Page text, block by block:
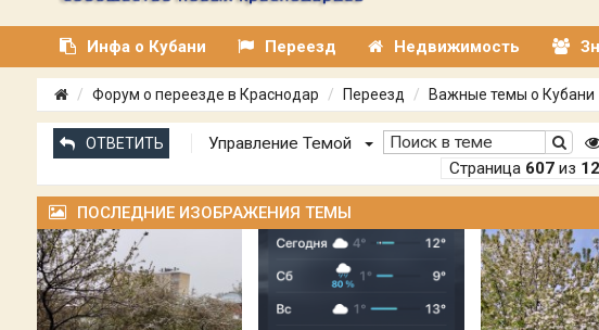
Инфа о Кубани Переезд Недвижимость
Форум о переезде в Краснодар Переезд Важные темы о Кубани
ОТВЕТИТЬ Управление Темой
Страница 607 из
ПОСЛЕДНИЕ ИЗОБРАЖЕНИЯ ТЕМЫ